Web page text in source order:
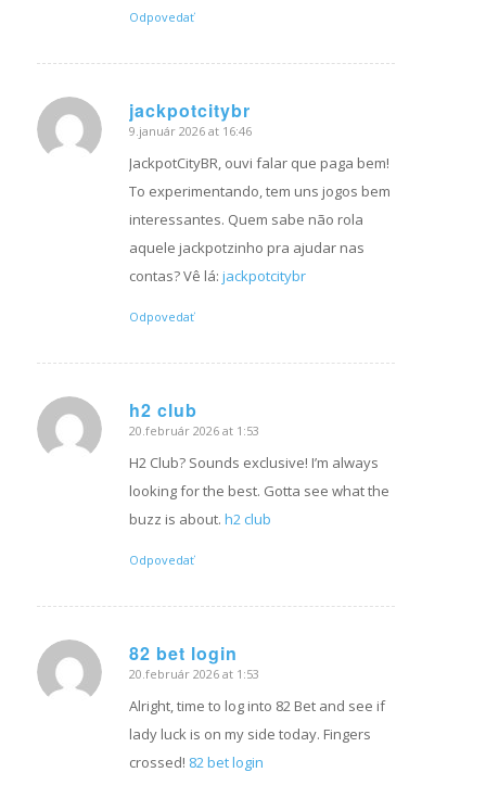
Odpovedať
jackpotcitybr
hovorí:
9.január 2026 at 16:46
JackpotCityBR, ouvi falar que paga bem!
To experimentando, tem uns jogos bem
interessantes. Quem sabe não rola
aquele jackpotzinho pra ajudar nas
contas? Vê lá: jackpotcitybr
Odpovedať
h2 club
hovorí:
20.február 2026 at 1:53
H2 Club? Sounds exclusive! I’m always
looking for the best. Gotta see what the
buzz is about. h2 club
Odpovedať
82 bet login
hovorí:
20.február 2026 at 1:53
Alright, time to log into 82 Bet and see if
lady luck is on my side today. Fingers
crossed! 82 bet login